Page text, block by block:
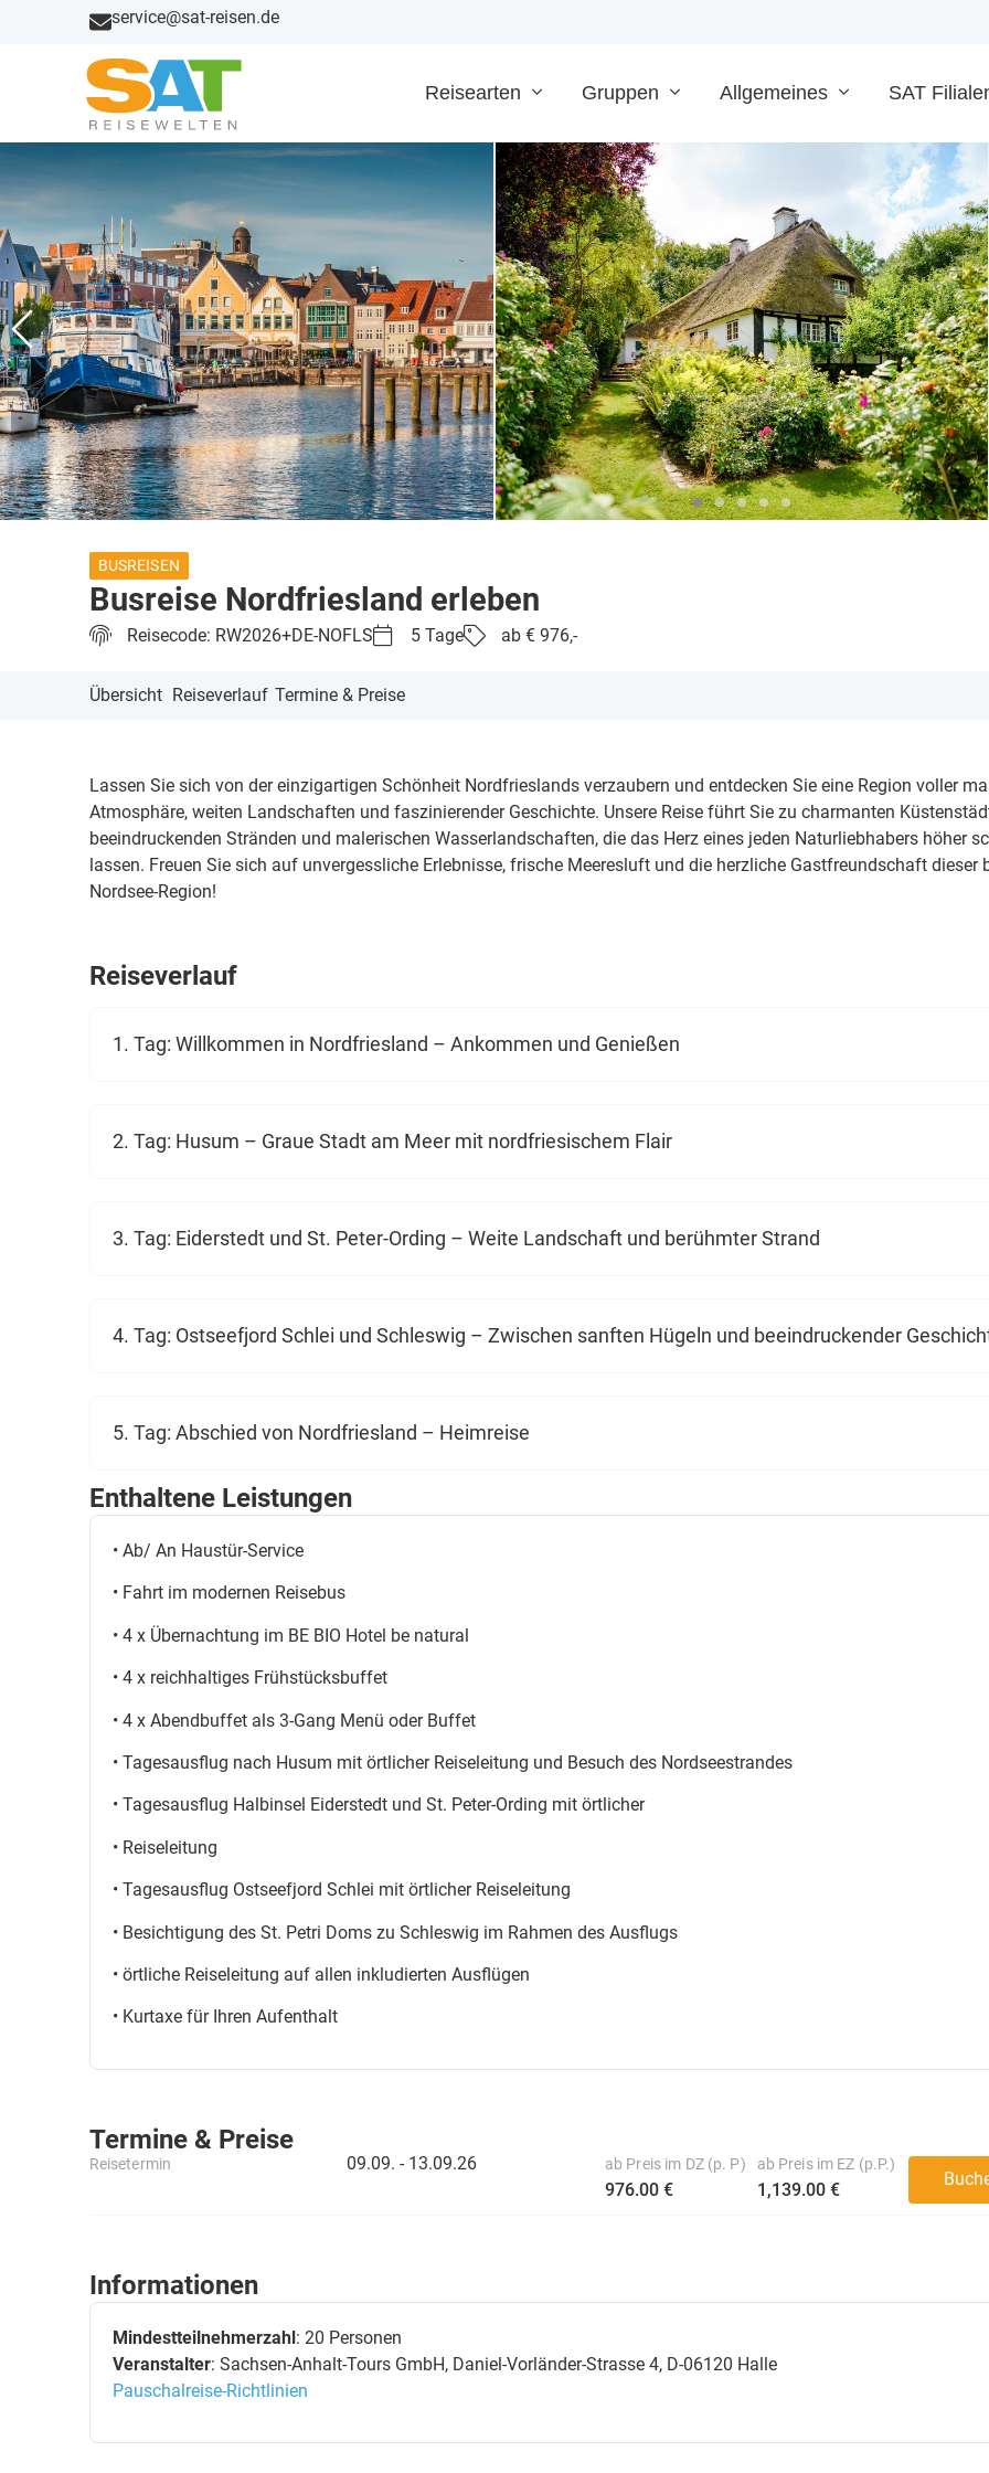
service@sat-reisen.de
Reisearten Gruppen Allgemeines SAT
BUSREISEN
Busreise Nordfriesland erleben
Reisecode: RW2026+DE-NOFLS 5 Tage ab € 976,-
Übersicht Reiseverlauf Termine & Preise
Lassen Sie sich von der einzigartigen Schönheit Nordfrieslands verzaubern und entdecken Sie eine Region voller
Atmosphäre, weiten Landschaften und faszinierender Geschichte. Unsere Reise führt Sie zu charmanten
beeindruckenden Stränden und malerischen Wasserlandschaften, die das Herz eines jeden Naturliebhabers höher
lassen. Freuen Sie sich auf unvergessliche Erlebnisse, frische Meeresluft und die herzliche Gastfreundschaft dieser
Nordsee-Region!
Reiseverlauf
1. Tag: Willkommen in Nordfriesland – Ankommen und Genießen
2. Tag: Husum – Graue Stadt am Meer mit nordfriesischem Flair
3. Tag: Eiderstedt und St. Peter-Ording – Weite Landschaft und berühmter Strand
4. Tag: Ostseefjord Schlei und Schleswig – Zwischen sanften Hügeln und beeindruckender
5. Tag: Abschied von Nordfriesland – Heimreise
Enthaltene Leistungen
• Ab/ An Haustür-Service
• Fahrt im modernen Reisebus
• 4 x Übernachtung im BE BIO Hotel be natural
• 4 x reichhaltiges Frühstücksbuffet
• 4 x Abendbuffet als 3-Gang Menü oder Buffet
• Tagesausflug nach Husum mit örtlicher Reiseleitung und Besuch des Nordseestrandes
• Tagesausflug Halbinsel Eiderstedt und St. Peter-Ording mit örtlicher
• Reiseleitung
• Tagesausflug Ostseefjord Schlei mit örtlicher Reiseleitung
• Besichtigung des St. Petri Doms zu Schleswig im Rahmen des Ausflugs
• örtliche Reiseleitung auf allen inkludierten Ausflügen
• Kurtaxe für Ihren Aufenthalt
Termine & Preise
Reisetermin 09.09. - 13.09.26 ab Preis im DZ (p. P)
976.00 €
ab Preis im EZ (p.P.)
1,139.00 €
Informationen
Mindestteilnehmerzahl: 20 Personen
Veranstalter: Sachsen-Anhalt-Tours GmbH, Daniel-Vorländer-Strasse 4, D-06120 Halle
Pauschalreise-Richtlinien